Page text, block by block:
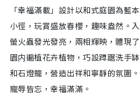
「幸福滿載」設計以和式庭園為藍
小徑，玩賞盛放春櫻，趣味盎然。
螢火蟲發光發亮，兩相輝映，體現
園内遍植花卉植物，巧設蹲踞洗手
和石燈籠，營造出祥和寧靜的氛圍
寵辱皆忘，幸福滿滿。